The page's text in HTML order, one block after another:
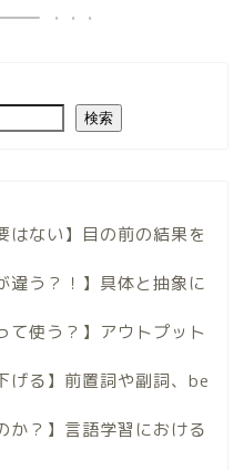
検索
はない】目の前の結果を
違う？！】具体と抽象に
て使う？】アウトプット
げる】前置詞や副詞、be
か？】言語学習における